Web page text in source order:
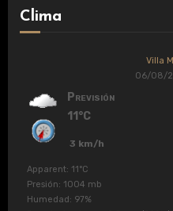
Clima
Villa
06/08/
Previsión
11°C
3 km/h
Apparent: 11°C
Presión: 1004 mb
Humedad: 97%